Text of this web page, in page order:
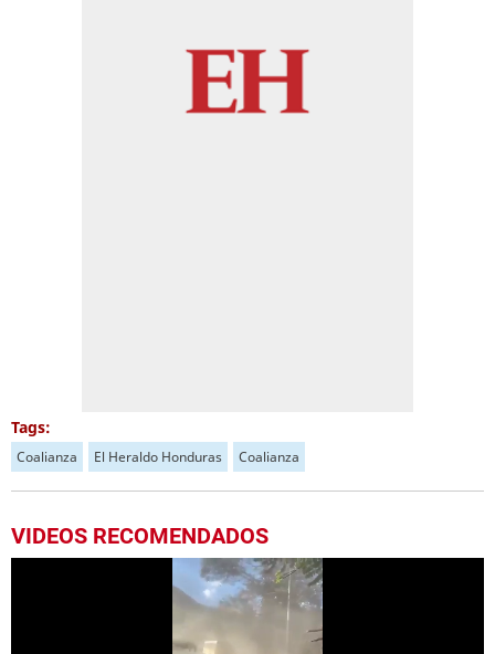
Tags:
Coalianza El Heraldo Honduras Coalianza
VIDEOS RECOMENDADOS